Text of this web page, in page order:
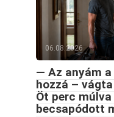
06.08.2026
— Az anyám
hozzá –
Öt perc
becsapódott